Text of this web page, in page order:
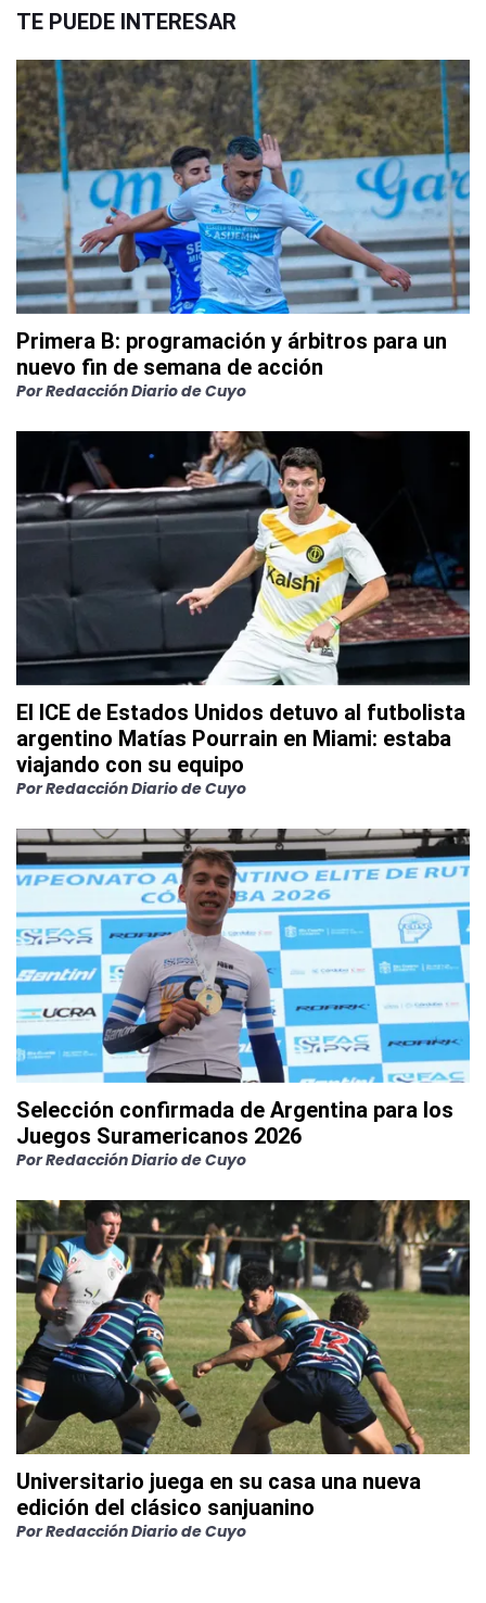
TE PUEDE INTERESAR
Primera B: programación y árbitros para un
nuevo fin de semana de acción
PorRedacción Diario de Cuyo
El ICE de Estados Unidos detuvo al futbolista
argentino Matías Pourrain en Miami: estaba
viajando con su equipo
PorRedacción Diario de Cuyo
Selección confirmada de Argentina para los
Juegos Suramericanos 2026
PorRedacción Diario de Cuyo
Universitario juega en su casa una nueva
edición del clásico sanjuanino
PorRedacción Diario de Cuyo